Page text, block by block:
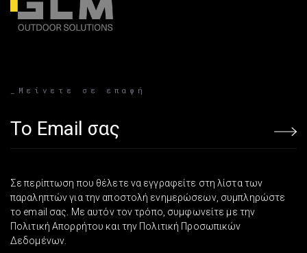
_Μείνετε σε επαφή
Email address
Σε περίπτωση που θέλετε να εγγραφείτε στη λίστα των
παραληπτών για την αποστολή ενημερώσεων, συμπληρώστε
το email σας. Με αυτόν τον τρόπο, συμφωνείτε με την
Πολιτική Απορρήτου και την Πολιτική Προσωπικών
Δεδομένων.